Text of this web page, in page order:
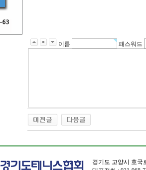
이름 패스워드
경기도 고양시 호국